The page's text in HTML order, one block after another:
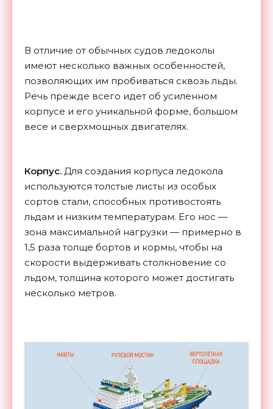
В отличие от обычных судов ледоколы
имеют несколько важных особенностей,
позволяющих им пробиваться сквозь льды.
Речь прежде всего идет об усиленном
корпусе и его уникальной форме, большом
весе и сверхмощных двигателях.
Корпус. Для создания корпуса ледокола
используются толстые листы из особых
сортов стали, способных противостоять
льдам и низким температурам. Его нос —
зона максимальной нагрузки — примерно в
1,5 раза толще бортов и кормы, чтобы на
скорости выдерживать столкновение со
льдом, толщина которого может достигать
несколько метров.